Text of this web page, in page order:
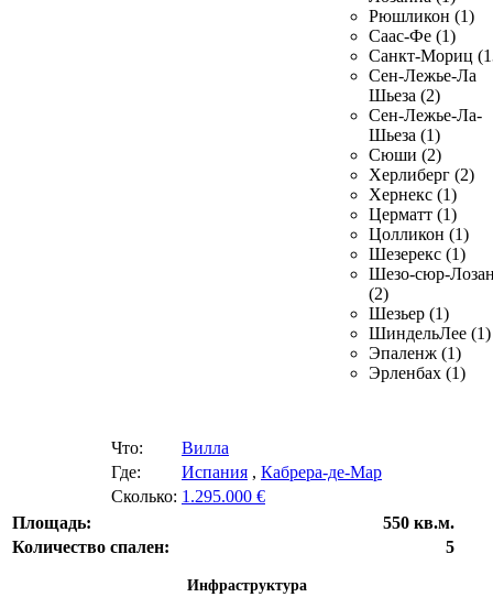
Рюшликон (1)
Саас-Фе (1)
Санкт-Мориц
Сен-Лежье-Ла
Шьеза (2)
Сен-Лежье-Ла-
Шьеза (1)
Сюши (2)
Херлиберг (2)
Хернекс (1)
Церматт (1)
Цолликон (1)
Шезерекс (1)
Шезо-сюр-
(2)
Шезьер (1)
ШиндельЛее (1)
Эпаленж (1)
Эрленбах (1)
Что:
Вилла
Где:
Испания , Кабрера-де-Мар
Сколько: 1.295.000 €
Площадь:
550 кв.м.
Количество спален:
5
Инфраструктура